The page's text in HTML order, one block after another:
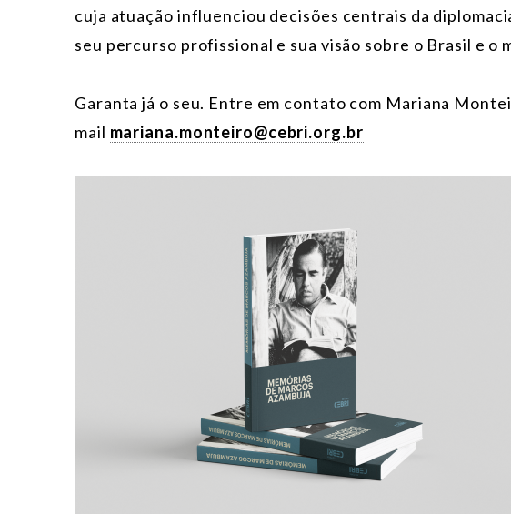
cuja atuação influenciou decisões centrais da
seu percurso profissional e sua visão sobre o Brasil e o
Garanta já o seu. Entre em contato com Mariana
mail mariana.monteiro@cebri.org.br